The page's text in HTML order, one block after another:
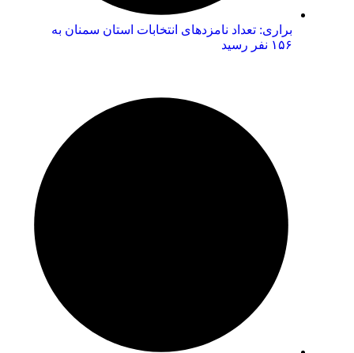
براری: تعداد نامزدهای انتخابات استان سمنان به
۱۵۶ نفر رسید